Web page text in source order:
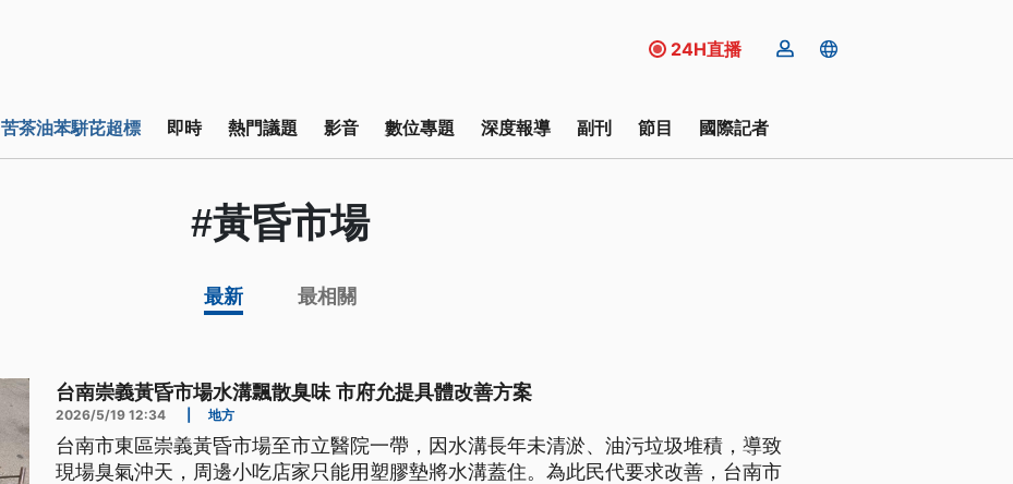
24H直播
苦茶油苯駢芘超標 即時 熱門議題 影音 數位專題 深度報導 副刊 節目 國際記者
#黃昏市場
最新 最相關
台南崇義黃昏市場水溝飄散臭味 市府允提具體改善方案
2026/5/19 12:34 地方
台南市東區崇義黃昏市場至市立醫院一帶，因水溝長年未清淤、油污垃圾堆積，導致
現場臭氣沖天，周邊小吃店家只能用塑膠墊將水溝蓋住。為此民代要求改善，台南市